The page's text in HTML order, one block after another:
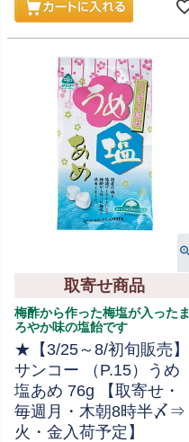
取寄せ商品
梅酢から作った梅塩が入ったま
ろやか味の塩飴です
★【3/25～8/初旬販売】
サンコー （P.15）うめ
塩あめ 76g 【取寄せ・
毎週月・木朝8時半〆⇒
火・金入荷予定】